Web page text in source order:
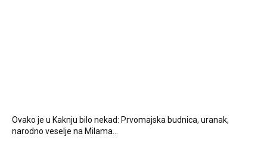
Ovako je u Kaknju bilo nekad: Prvomajska budnica, uranak,
narodno veselje na Milama…